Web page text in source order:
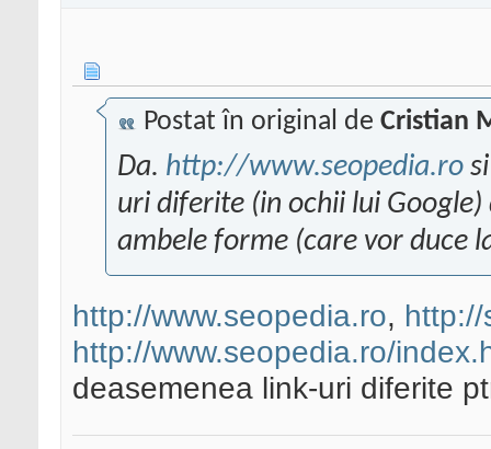
Postat în original de Cristian
Da. http://www.seopedia.ro
uri diferite (in ochii lui
ambele forme (care vor duce
http://www.seopedia.ro,
http://www.seopedia.ro/
deasemenea link-uri diferite